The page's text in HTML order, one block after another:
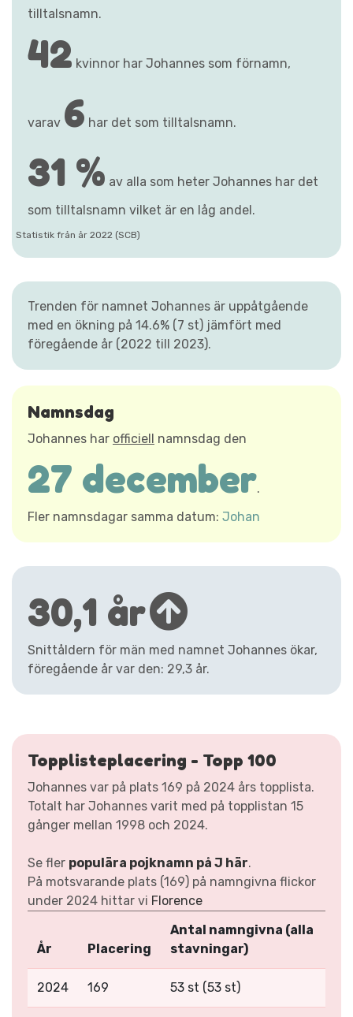
tilltalsnamn.
42 kvinnor har Johannes som förnamn,
varav 6 har det som tilltalsnamn.
31 % av alla som heter Johannes har det
som tilltalsnamn vilket är en låg andel.
Statistik från år 2022 (SCB)
Trenden för namnet Johannes är uppåtgående
med en ökning på 14.6% (7 st) jämfört med
föregående år (2022 till 2023).
Namnsdag
Johannes har officiell namnsdag den
27 december.
Fler namnsdagar samma datum: Johan
30,1 år
Snittåldern för män med namnet Johannes ökar,
föregående år var den: 29,3 år.
Topplisteplacering - Topp 100
Johannes var på plats 169 på 2024 års topplista.
Totalt har Johannes varit med på topplistan 15
gånger mellan 1998 och 2024.
Se fler populära pojknamn på J här.
På motsvarande plats (169) på namngivna flickor
under 2024 hittar vi Florence
År Placering
Antal namngivna (alla
stavningar)
2024 169 53 st (53 st)